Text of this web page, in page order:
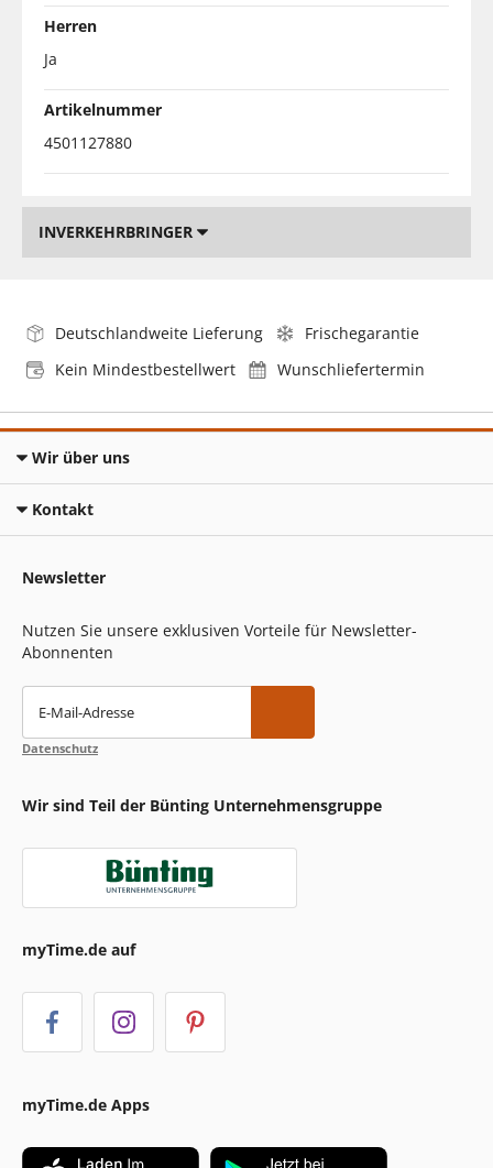
Herren
Ja
Artikelnummer
4501127880
INVERKEHRBRINGER
Deutschlandweite Lieferung
Frischegarantie
Kein Mindestbestellwert
Wunschliefertermin
Wir über uns
Kontakt
Newsletter
Nutzen Sie unsere exklusiven Vorteile für Newsletter-
Abonnenten
E-Mail-Adresse
Datenschutz
Wir sind Teil der Bünting Unternehmensgruppe
myTime.de auf
myTime.de Apps